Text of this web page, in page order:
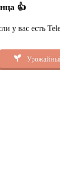
👍
у вас есть